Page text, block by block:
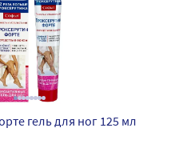
гель для ног 125 мл